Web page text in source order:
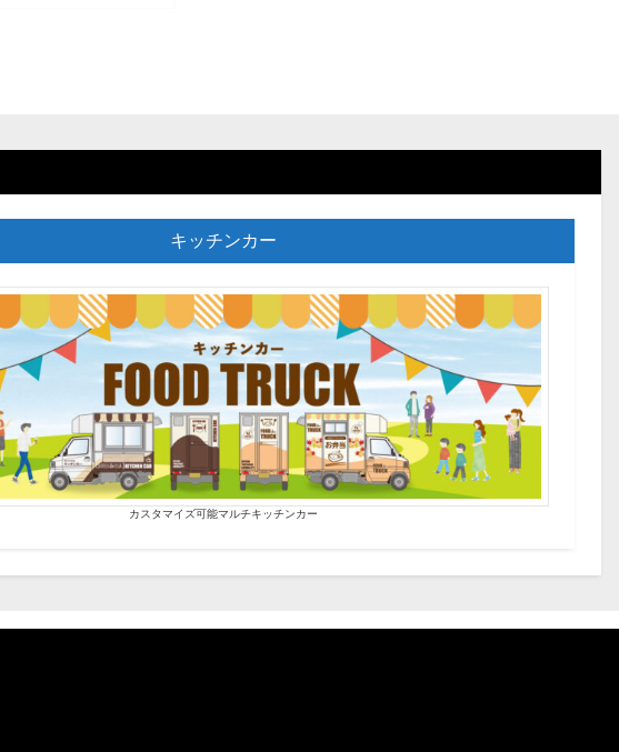
キッチンカー
カスタマイズ可能マルチキッチンカー